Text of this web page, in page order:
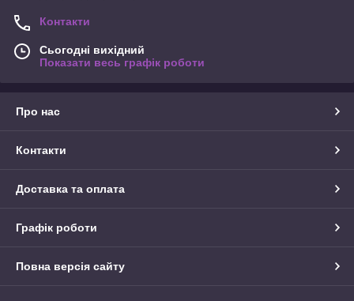
Контакти
Сьогодні вихідний
Показати весь графік роботи
Про нас
Контакти
Доставка та оплата
Графік роботи
Повна версія сайту